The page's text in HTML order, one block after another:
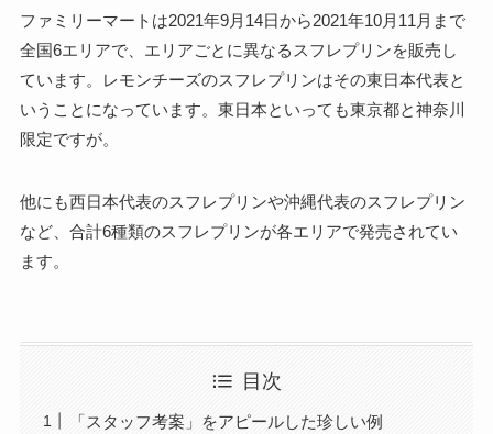
ファミリーマートは2021年9月14日から2021年10月11月まで
全国6エリアで、エリアごとに異なるスフレプリンを販売し
ています。レモンチーズのスフレプリンはその東日本代表と
いうことになっています。東日本といっても東京都と神奈川
限定ですが。
他にも西日本代表のスフレプリンや沖縄代表のスフレプリン
など、合計6種類のスフレプリンが各エリアで発売されてい
ます。
目次
「スタッフ考案」をアピールした珍しい例